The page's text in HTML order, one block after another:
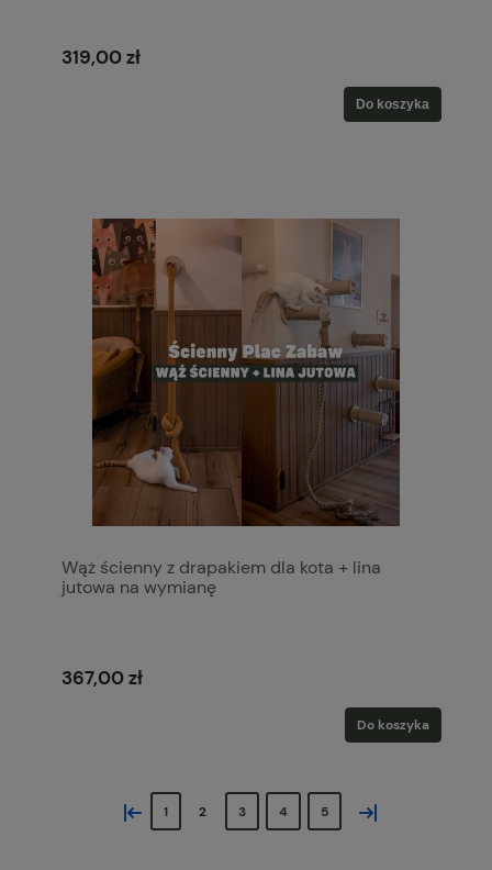
319,00 zł
Do koszyka
Wąż ścienny z drapakiem dla kota + lina
jutowa na wymianę
367,00 zł
Do koszyka
« 1 2 3 4 5 »